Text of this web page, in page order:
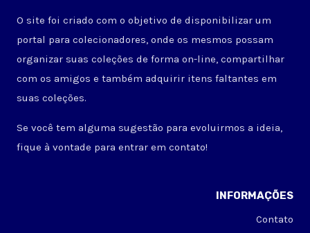
O site foi criado com o objetivo de disponibilizar um
portal para colecionadores, onde os mesmos possam
organizar suas coleções de forma on-line, compartilhar
com os amigos e também adquirir itens faltantes em
suas coleções.
Se você tem alguma sugestão para evoluirmos a ideia,
fique à vontade para entrar em contato!
INFORMAÇÕES
Contato